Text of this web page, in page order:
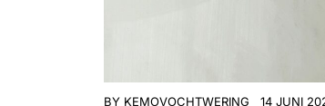
BY KEMOVOCHTWERING 14 JUNI